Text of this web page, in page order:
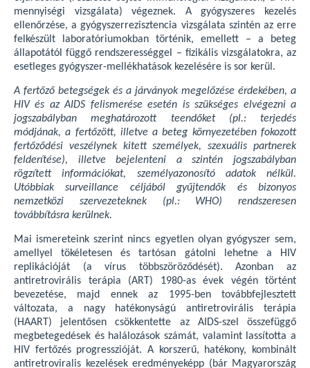
mennyiségi vizsgálata) végeznek. A gyógyszeres kezelés
ellenőrzése, a gyógyszerrezisztencia vizsgálata szintén az erre
felkészült laboratóriumokban történik, emellett – a beteg
állapotától függő rendszerességgel – fizikális vizsgálatokra, az
esetleges gyógyszer-mellékhatások kezelésére is sor kerül.
A fertőző betegségek és a járványok megelőzése érdekében, a
HIV és az AIDS felismerése esetén is szükséges elvégezni a
jogszabályban meghatározott teendőket (pl.: terjedés
módjának, a fertőzött, illetve a beteg környezetében fokozott
fertőződési veszélynek kitett személyek, szexuális partnerek
felderítése), illetve bejelenteni a szintén jogszabályban
rögzített információkat, személyazonosító adatok nélkül.
Utóbbiak surveillance céljából gyűjtendők és bizonyos
nemzetközi szervezeteknek (pl.: WHO) rendszeresen
továbbításra kerülnek.
Mai ismereteink szerint nincs egyetlen olyan gyógyszer sem,
amellyel tökéletesen és tartósan gátolni lehetne a HIV
replikációját (a vírus többszöröződését). Azonban az
antiretrovirális terápia (ART) 1980-as évek végén történt
bevezetése, majd ennek az 1995-ben továbbfejlesztett
változata, a nagy hatékonyságú antiretrovirális terápia
(HAART) jelentősen csökkentette az AIDS-szel összefüggő
megbetegedések és halálozások számát, valamint lassította a
HIV fertőzés progresszióját. A korszerű, hatékony, kombinált
antiretroviralis kezelések eredményeképp (bár Magyarország